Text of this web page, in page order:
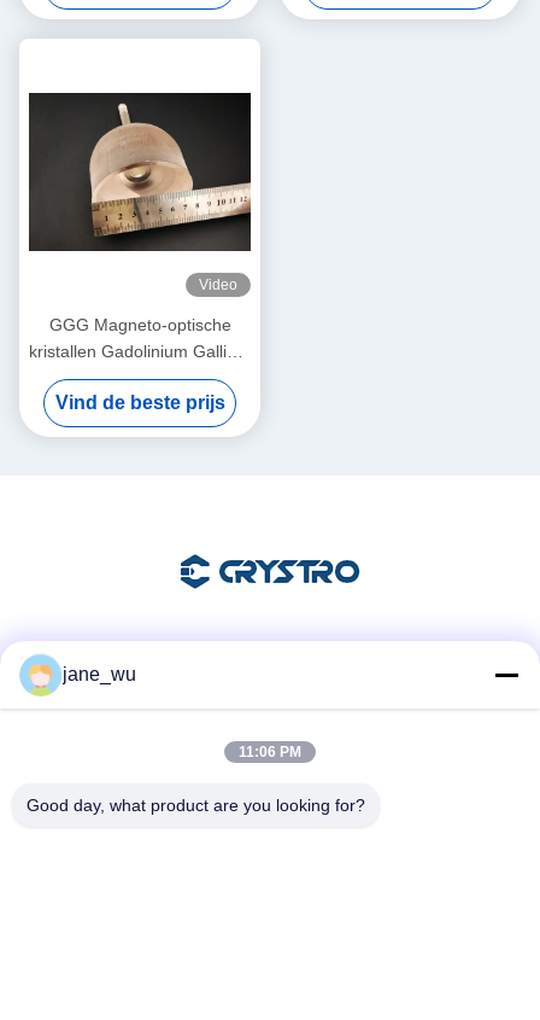
Video
GGG Magneto-optische
kristallen Gadolinium Gallium
Garnet Enkelkristallen en
substraten
Vind de beste prijs
jane_wu
11:06 PM
Good day, what product are you looking for?